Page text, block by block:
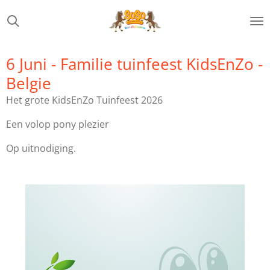
direct
hoofdinhoud
6 Juni - Familie tuinfeest KidsEnZo -
Belgie
Het grote KidsEnZo Tuinfeest 2026
Een volop pony plezier
Op uitnodiging.